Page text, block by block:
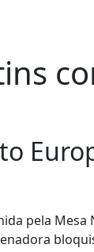
pela